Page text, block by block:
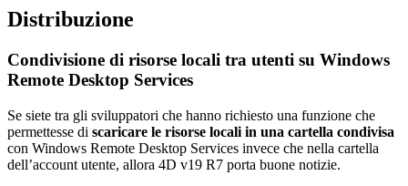
Distribuzione
Condivisione di risorse locali tra utenti su Windows
Remote Desktop Services
Se siete tra gli sviluppatori che hanno richiesto una funzione che
permettesse di scaricare le risorse locali in una cartella condivisa
con Windows Remote Desktop Services invece che nella cartella
dell’account utente, allora 4D v19 R7 porta buone notizie.